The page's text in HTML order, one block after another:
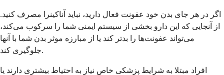
اگر در هر جای بدن خود عفونت فعال دارید، نباید آناکینرا مصرف کنید.
از آنجایی که این دارو بخشی از سیستم ایمنی شما را سرکوب می‌کند،
می‌تواند عفونت‌ها را بدتر کند یا از مبارزه موثر بدن شما با آنها
جلوگیری کند.
افراد مبتلا به شرایط پزشکی خاص نیاز به احتیاط بیشتری دارند یا